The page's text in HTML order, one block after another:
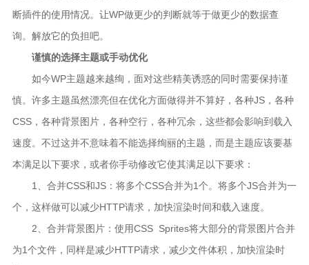
断插件的使用情况。让WP做更少的判断就等于做更少的数据查
询。解放它的负担吧。
谨慎的选择主题或手动优化
如今WP主题越来越绚，面对这些精美诱惑的同时需要保持谨
慎。许多主题虽然漂亮但在优化方面做得并不算好，各种JS，各种
CSS，各种背景图片，各种空行，各种冗余，这些都会影响到载入
速度。不过这并不意味着不能选择绚丽的主题，而是主题应该要基
本满足以下要求，或者你手动修改它使其满足以下要求：
1、合并CSS和JS：将多个CSS合并为1个。将多个JS合并为一
个，这样做可以减少HTTP请求，加快渲染时间和载入速度。
2、合并背景图片：使用CSS Sprites将大部分的背景图片合并
为1个文件，同样是减少HTTP请求，减少文件体积，加快渲染时